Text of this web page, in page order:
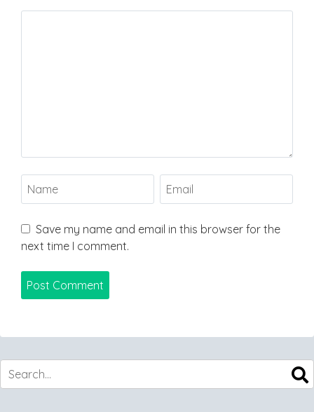
Save my name and email in this browser for the
next time I comment.